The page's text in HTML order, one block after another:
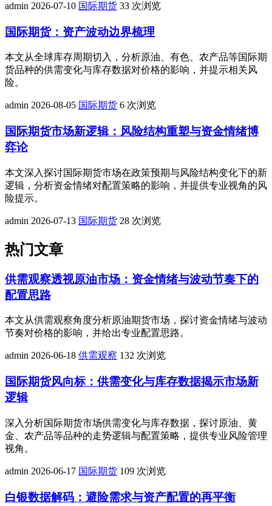
admin 2026-07-10 国际期货 33 次浏览
国际期货：资产波动边界梳理
本文从全球库存周期切入，分析原油、有色、农产品等国际期
货品种的供需变化与库存数据对价格的影响，并提示相关风
险。
admin 2026-08-05 国际期货 6 次浏览
国际期货市场新逻辑：风险结构重塑与资金情绪博
弈论
本文深入探讨国际期货市场在政策预期与风险结构变化下的新
逻辑，分析资金情绪对配置策略的影响，并提供专业视角的风
险提示。
admin 2026-07-13 国际期货 28 次浏览
热门文章
供需观察透视原油市场：资金情绪与波动节奏下的
配置思路
本文从供需观察角度分析原油期货市场，探讨资金情绪与波动
节奏对价格的影响，并给出专业配置思路。
admin 2026-06-18 供需观察 132 次浏览
国际期货风向标：供需变化与库存数据揭示市场新
逻辑
深入分析国际期货市场供需变化与库存数据，探讨原油、黄
金、农产品等品种的走势逻辑与配置策略，提供专业风险管理
视角。
admin 2026-06-17 国际期货 109 次浏览
白银数据解码：避险需求与资产配置的再平衡